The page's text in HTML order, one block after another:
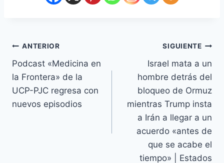
ANTERIOR
Podcast «Medicina en
la Frontera» de la
UCP-PJC regresa con
nuevos episodios
SIGUIENTE
Israel mata a un
hombre detrás del
bloqueo de Ormuz
mientras Trump insta
a Irán a llegar a un
acuerdo «antes de
que se acabe el
tiempo» | Estados